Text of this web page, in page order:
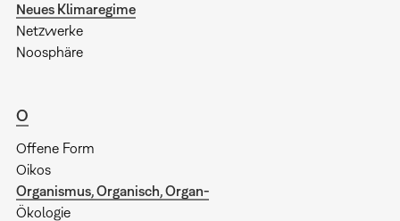
Neues Klimaregime
Netzwerke
Noosphäre
O
Offene Form
Oikos
Organismus, Organisch, Organ-
Ökologie